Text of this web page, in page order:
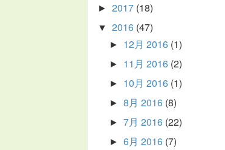
► 2017 (18)
▼ 2016 (47)
► 12月 2016 (1)
► 11月 2016 (2)
► 10月 2016 (1)
► 8月 2016 (8)
► 7月 2016 (22)
► 6月 2016 (7)